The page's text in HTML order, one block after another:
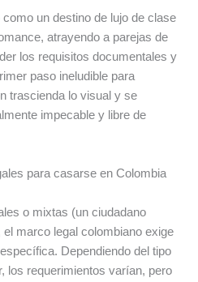
un destino de lujo de clase
atrayendo a parejas de
los requisitos documentales y
paso ineludible para
trascienda lo visual y se
impecable y libre de
para casarse en Colombia
o mixtas (un ciudadano
marco legal colombiano exige
Dependiendo del tipo
los requerimientos varían, pero